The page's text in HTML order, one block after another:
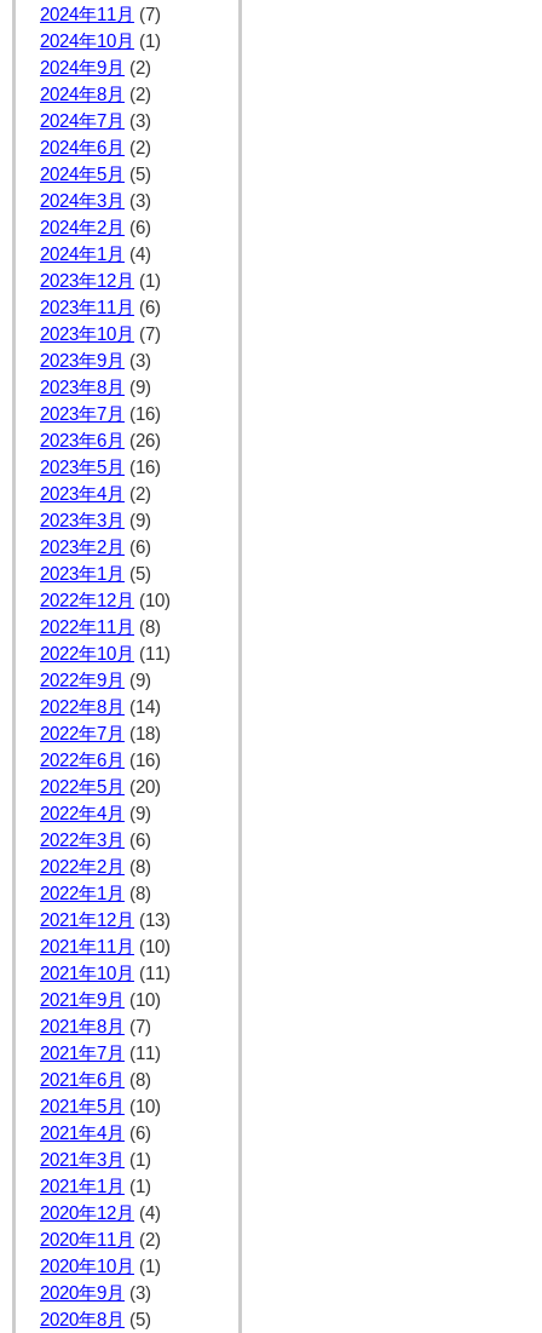
2024年11月 (7)
2024年10月 (1)
2024年9月 (2)
2024年8月 (2)
2024年7月 (3)
2024年6月 (2)
2024年5月 (5)
2024年3月 (3)
2024年2月 (6)
2024年1月 (4)
2023年12月 (1)
2023年11月 (6)
2023年10月 (7)
2023年9月 (3)
2023年8月 (9)
2023年7月 (16)
2023年6月 (26)
2023年5月 (16)
2023年4月 (2)
2023年3月 (9)
2023年2月 (6)
2023年1月 (5)
2022年12月 (10)
2022年11月 (8)
2022年10月 (11)
2022年9月 (9)
2022年8月 (14)
2022年7月 (18)
2022年6月 (16)
2022年5月 (20)
2022年4月 (9)
2022年3月 (6)
2022年2月 (8)
2022年1月 (8)
2021年12月 (13)
2021年11月 (10)
2021年10月 (11)
2021年9月 (10)
2021年8月 (7)
2021年7月 (11)
2021年6月 (8)
2021年5月 (10)
2021年4月 (6)
2021年3月 (1)
2021年1月 (1)
2020年12月 (4)
2020年11月 (2)
2020年10月 (1)
2020年9月 (3)
2020年8月 (5)